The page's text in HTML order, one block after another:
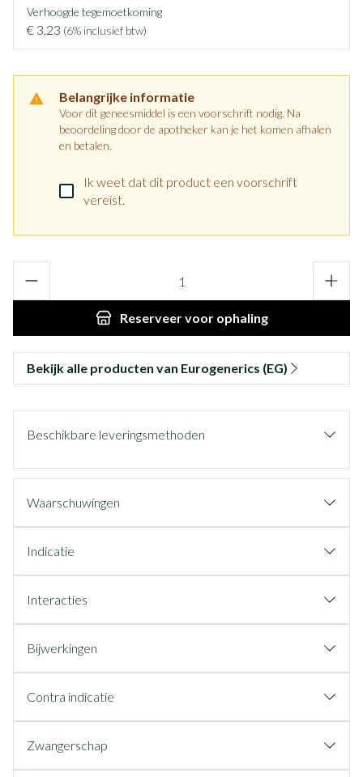
Verhoogde tegemoetkoming
€ 3,23 (6% inclusief btw)
Belangrijke informatie
Voor dit geneesmiddel is een voorschrift nodig. Na
beoordeling door de apotheker kan je het komen afhalen
en betalen.
Ik weet dat dit product een voorschrift
vereist.
Reserveervoor ophaling
Bekijk alle producten van Eurogenerics (EG)
Beschikbare leveringsmethoden
Waarschuwingen
Indicatie
Interacties
Bijwerkingen
Contra indicatie
Zwangerschap